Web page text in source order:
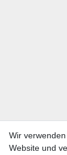
Wir
Website und